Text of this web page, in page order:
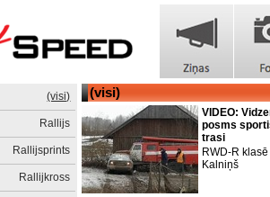
(visi)
Rallijs
Rallijsprints
Rallijkross
(visi)
VIDEO:
posms
trasi
RWD-R
Kalniņš